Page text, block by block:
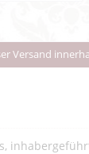
Versand